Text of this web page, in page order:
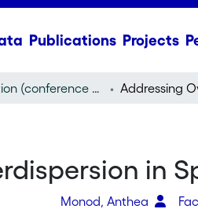
Publications Projects
Présentation (conference presentation)
in
Monod, Anthea